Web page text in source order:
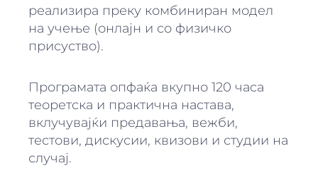
реализира преку комбиниран модел
на учење (онлајн и со физичко
присуство).
Програмата опфаќа вкупно 120 часа
теоретска и практична настава,
вклучувајќи предавања, вежби,
тестови, дискусии, квизови и студии на
случај.